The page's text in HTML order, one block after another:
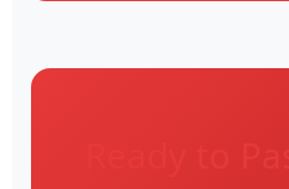
Ready to